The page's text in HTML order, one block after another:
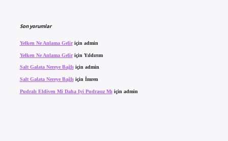
Son yorumlar
Yelken Ne Anlama Geliriçin admin
Yelken Ne Anlama Geliriçin Yıldırım
Salt Galata Nereye Bağlıiçin admin
Salt Galata Nereye Bağlı için İmren
Pudralı Eldiven Mi Daha Iyi Pudrasız Mı için admin